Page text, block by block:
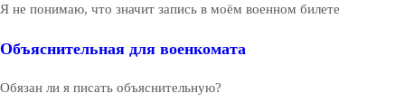
Я не понимаю, что значит запись в моём военном билете
Объяснительная для военкомата
Обязан ли я писать объяснительную?